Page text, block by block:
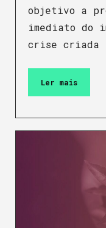
objetivo a
imediato do
crise criada
Ler mais